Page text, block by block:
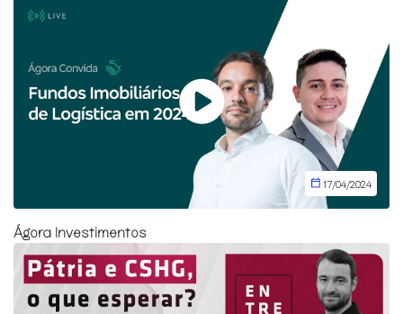
17/04/2024
Ágora Investimentos